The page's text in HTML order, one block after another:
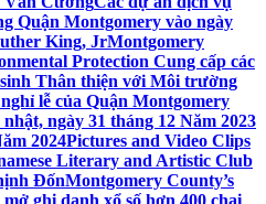
Quận Montgomery vào ngày
King, JrMontgomery
Protection Cung cấp các
Thân thiện với Môi trường
lễ của Quận Montgomery
ngày 31 tháng 12 Năm 2023
2024Pictures and Video Clips
Literary and Artistic Club
ĐốnMontgomery County’s
ghi danh xổ số hơn 400 chai